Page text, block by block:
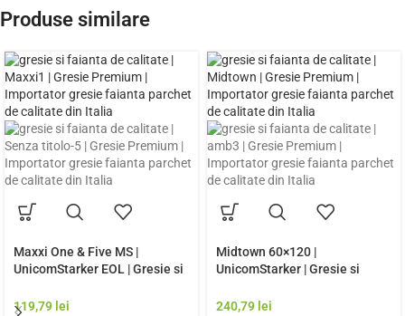
Produse similare
Maxxi One & Five MS |
UnicomStarker EOL | Gresie si
Italia | Model Gresie
119,79 lei
Midtown 60×120 |
UnicomStarker | Gresie si
Italia | Model Gresie
240,79 lei